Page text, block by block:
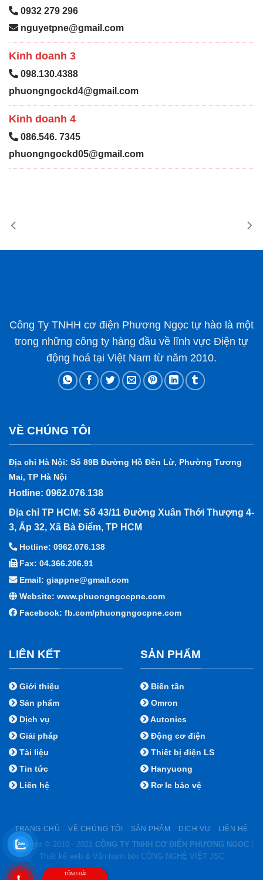
0932 279 296
nguyetpne@gmail.com
Kinh doanh 3
098.130.4388
phuongngockd4@gmail.com
Kinh doanh 4
086.546. 7345
phuongngockd05@gmail.com
Công Ty TNHH cơ điện Phương Ngọc tự hào là một
trong những công ty hàng đầu về lĩnh vực Điện tự
động hoá tại Việt Nam từ năm 2010.
VỀ CHÚNG TÔI
Địa chỉ Hà Nội: Số 89B Đường Hồ Đền Lừ, Phường Tương
Mai, TP Hà Nội
Hotline: 0962.076.138
Địa chỉ TP HCM: Số 43/11 Đường Xuân Thới Thượng 4-
3, Ấp 32, Xã Bà Điểm, TP HCM
Hotline: 0962.076.138
Fax: 04.366.206.91
Email: giappne@gmail.com
Website: www.phuongngocpne.com
Facebook: fb.com/phuongngocpne.com
LIÊN KẾT
Giới thiệu
Sản phẩm
Dịch vụ
Giải pháp
Tài liệu
Tin tức
Liên hệ
SẢN PHẨM
Biến tần
Omron
Autonics
Động cơ điện
Thiết bị điện LS
Hanyuong
Rơ le bảo vệ
TRANG CHỦ VỀ CHÚNG TÔI SẢN PHẨM DỊCH VỤ LIÊN HỆ
Copyright © 2010 - 2021 CÔNG TY TNHH CƠ ĐIỆN PHƯƠNG NGỌC
Thiết kế web & Vận hành bởi CÔNG NGHỆ VIỆT JSC
TỔNG ĐÀI